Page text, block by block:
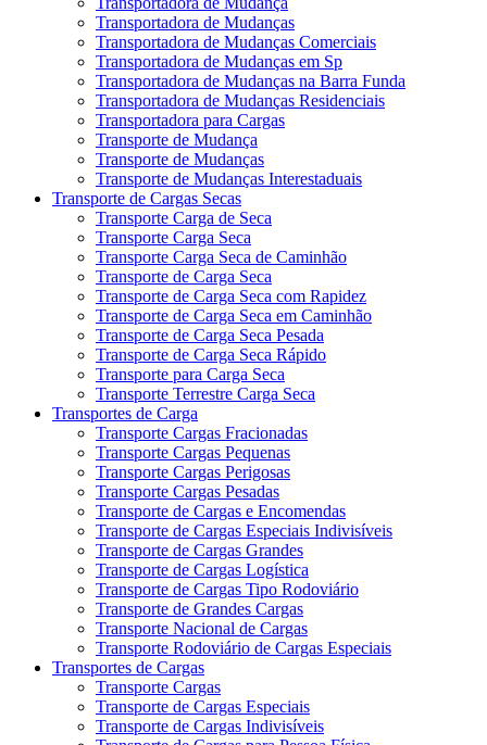
Transportadora de Mudanças
Transportadora de Mudanças Comerciais
Transportadora de Mudanças em Sp
Transportadora de Mudanças na Barra Funda
Transportadora de Mudanças Residenciais
Transportadora para Cargas
Transporte de Mudança
Transporte de Mudanças
Transporte de Mudanças Interestaduais
Transporte de Cargas Secas
Transporte Carga de Seca
Transporte Carga Seca
Transporte Carga Seca de Caminhão
Transporte de Carga Seca
Transporte de Carga Seca com Rapidez
Transporte de Carga Seca em Caminhão
Transporte de Carga Seca Pesada
Transporte de Carga Seca Rápido
Transporte para Carga Seca
Transporte Terrestre Carga Seca
Transportes de Carga
Transporte Cargas Fracionadas
Transporte Cargas Pequenas
Transporte Cargas Perigosas
Transporte Cargas Pesadas
Transporte de Cargas e Encomendas
Transporte de Cargas Especiais Indivisíveis
Transporte de Cargas Grandes
Transporte de Cargas Logística
Transporte de Cargas Tipo Rodoviário
Transporte de Grandes Cargas
Transporte Nacional de Cargas
Transporte Rodoviário de Cargas Especiais
Transportes de Cargas
Transporte Cargas
Transporte de Cargas Especiais
Transporte de Cargas Indivisíveis